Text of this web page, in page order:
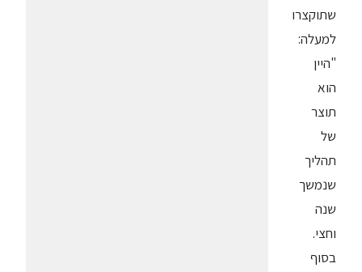
שתוקצרו
למעלה:
"היין
הוא
תוצר
של
תהליך
שנמשך
שנה
וחצי.
בסוף